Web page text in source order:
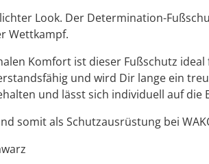
Look. Der Determination-
Wettkampf.
Komfort ist dieser Fußschutz
und wird Dir lange ein
und lässt sich individuell auf die
somit als Schutzausrüstung bei